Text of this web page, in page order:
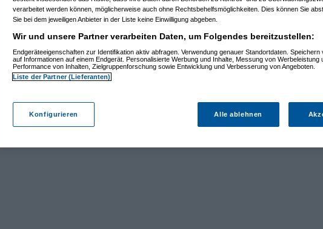
verarbeitet werden können, möglicherweise auch ohne Rechtsbehelfsmöglichkeiten. Dies können Sie
Sie bei dem jeweiligen Anbieter in der Liste keine Einwilligung abgeben.
Wir und unsere Partner verarbeiten Daten, um Folgendes bereitzustellen:
Endgeräteeigenschaften zur Identifikation aktiv abfragen. Verwendung genauer Standortdaten. Speichern
auf Informationen auf einem Endgerät. Personalisierte Werbung und Inhalte, Messung von Werbeleistung
Performance von Inhalten, Zielgruppenforschung sowie Entwicklung und Verbesserung von Angeboten.
Liste der Partner (Lieferanten)
Konfigurieren Alle ablehnen